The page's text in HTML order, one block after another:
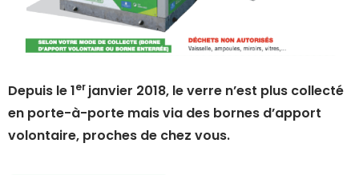
Depuis le 1er janvier 2018, le verre n’est plus collecté
en porte-à-porte mais via des bornes d’apport
volontaire, proches de chez vous.